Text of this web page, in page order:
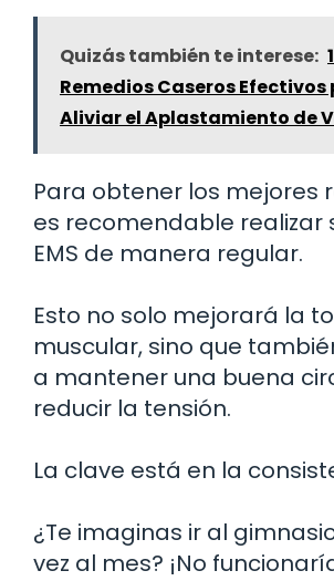
Quizás también te interese:
Remedios Caseros Efectivos
Aliviar el Aplastamiento de
Para obtener los mejores
es recomendable realizar
EMS de manera regular.
Esto no solo mejorará la
muscular, sino que
a mantener una buena
reducir la tensión.
La clave está en la
¿Te imaginas ir al
vez al mes? ¡No